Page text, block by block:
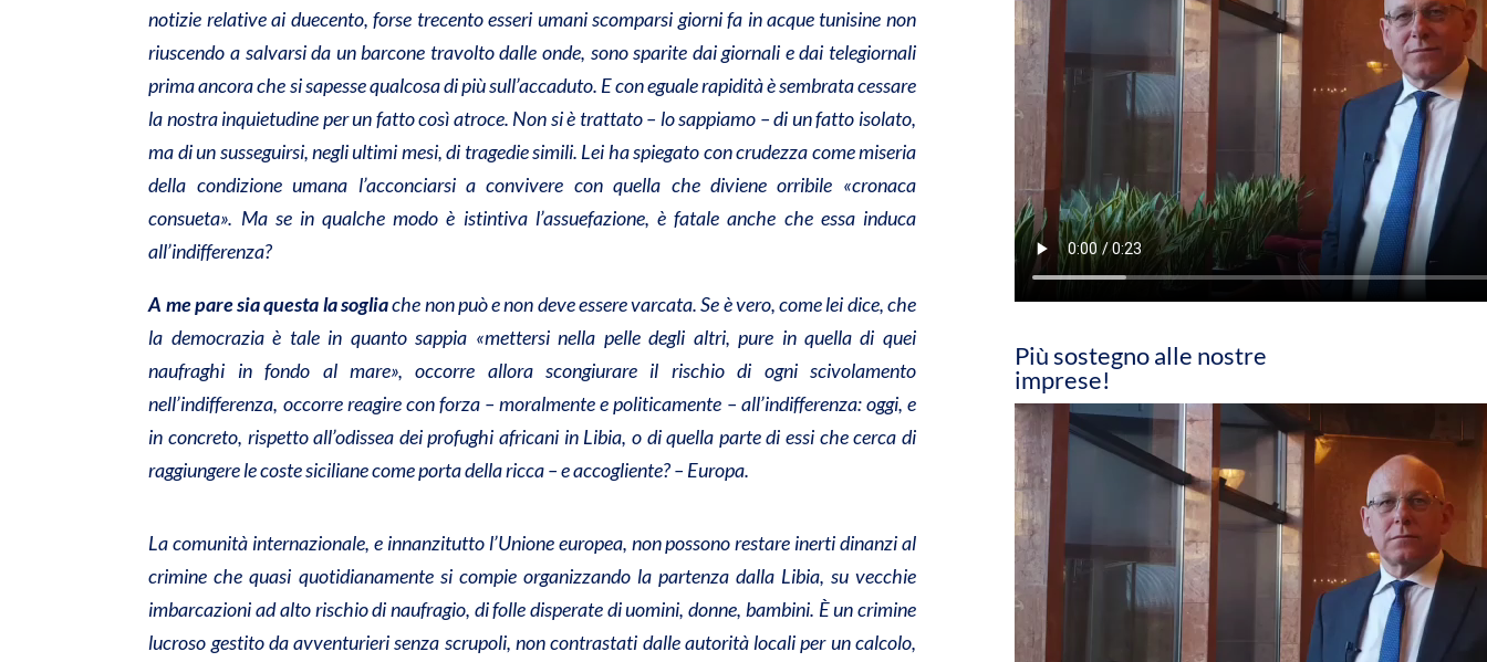
notizie relative ai duecento, forse trecento esseri umani scomparsi giorni fa in acque tunisine non
riuscendo a salvarsi da un barcone travolto dalle onde, sono sparite dai giornali e dai telegiornali
prima ancora che si sapesse qualcosa di più sull’accaduto. E con eguale rapidità è sembrata cessare
la nostra inquietudine per un fatto così atroce. Non si è trattato – lo sappiamo – di un fatto isolato,
ma di un susseguirsi, negli ultimi mesi, di tragedie simili. Lei ha spiegato con crudezza come miseria
della condizione umana l’acconciarsi a convivere con quella che diviene orribile «cronaca
consueta». Ma se in qualche modo è istintiva l’assuefazione, è fatale anche che essa induca
all’indifferenza?
A me pare sia questa la sogliache non può e non deve essere varcata. Se è vero, come lei dice, che
la democrazia è tale in quanto sappia «mettersi nella pelle degli altri, pure in quella di quei
naufraghi in fondo al mare», occorre allora scongiurare il rischio di ogni scivolamento
nell’indifferenza, occorre reagire con forza – moralmente e politicamente – all’indifferenza: oggi, e
in concreto, rispetto all’odissea dei profughi africani in Libia, o di quella parte di essi che cerca di
raggiungere le coste siciliane come porta della ricca – e accogliente? – Europa.
La comunità internazionale, e innanzitutto l’Unione europea, non possono restare inerti dinanzi al
crimine che quasi quotidianamente si compie organizzando la partenza dalla Libia, su vecchie
imbarcazioni ad alto rischio di naufragio, di folle disperate di uomini, donne, bambini. È un crimine
lucroso gestito da avventurieri senza scrupoli, non contrastati dalle autorità locali per un calcolo,
Più sostegno alle nostre
imprese!